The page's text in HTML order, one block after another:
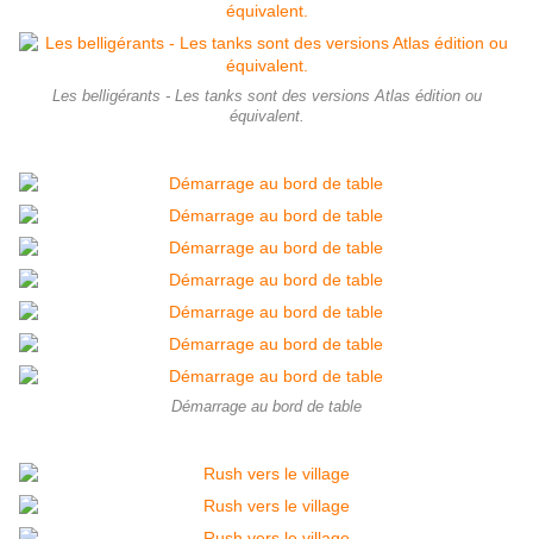
Les belligérants - Les tanks sont des versions Atlas édition ou
équivalent.
Démarrage au bord de table